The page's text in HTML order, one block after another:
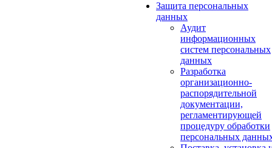
Защита персональных
данных
Аудит
информационных
систем персональных
данных
Разработка
организационно-
распорядительной
документации,
регламентирующей
процедуру обработки
персональных